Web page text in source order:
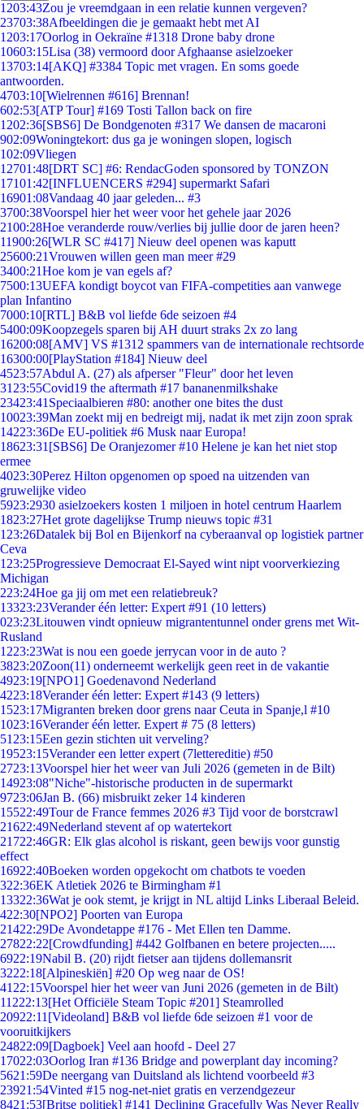
1203:43Zou je vreemdgaan in een relatie kunnen vergeven?
23703:38Afbeeldingen die je gemaakt hebt met AI
1203:17Oorlog in Oekraïne #1318 Drone baby drone
10603:15Lisa (38) vermoord door Afghaanse asielzoeker
13703:14[AKQ] #3384 Topic met vragen. En soms goede
antwoorden.
4703:10[Wielrennen #616] Brennan!
602:53[ATP Tour] #169 Tosti Tallon back on fire
1202:36[SBS6] De Bondgenoten #317 We dansen de macaroni
902:09Woningtekort: dus ga je woningen slopen, logisch
102:09Vliegen
12701:48[DRT SC] #6: RendacGoden sponsored by TONZON
17101:42[INFLUENCERS #294] supermarkt Safari
16901:08Vandaag 40 jaar geleden... #3
3700:38Voorspel hier het weer voor het gehele jaar 2026
2100:28Hoe veranderde rouw/verlies bij jullie door de jaren heen?
11900:26[WLR SC #417] Nieuw deel openen was kaputt
25600:21Vrouwen willen geen man meer #29
3400:21Hoe kom je van egels af?
7500:13UEFA kondigt boycot van FIFA-competities aan vanwege
plan Infantino
7000:10[RTL] B&B vol liefde 6de seizoen #4
5400:09Koopzegels sparen bij AH duurt straks 2x zo lang
16200:08[AMV] VS #1312 spammers van de internationale rechtsorde
16300:00[PlayStation #184] Nieuw deel
4523:57Abdul A. (27) als afperser "Fleur" door het leven
31 23:55Covid19 the aftermath #17 bananenmilkshake
23423:41 Speciaalbieren #80: another one bites the dust
10023:39Man zoekt mij en bedreigt mij, nadat ik met zijn zoon sprak
14223:36De EU-politiek #6 Musk naar Europa!
18623:31 [SBS6] De Oranjezomer #10 Helene je kan het niet stop
ermee
4023:30Perez Hilton opgenomen op spoed na uitzenden van
gruwelijke video
5923:2930 asielzoekers kosten 1 miljoen in hotel centrum Haarlem
1823:27Het grote dagelijkse Trump nieuws topic #31
1 23:26Datalek bij Bol en Bijenkorf na cyberaanval op logistiek partner
Ceva
1 23:25Progressieve Democraat El-Sayed wint nipt voorverkiezing
Michigan
223:24Hoe ga jij om met een relatiebreuk?
13323:23Verander één letter: Expert #91 (10 letters)
023:23Litouwen vindt opnieuw migrantentunnel onder grens met Wit-
Rusland
1223:23Wat is nou een goede jerrycan voor in de auto ?
3823:20Zoon(11) onderneemt werkelijk geen reet in de vakantie
4923:19[NPO1] Goedenavond Nederland
4223:18Verander één letter: Expert #143 (9 letters)
1523:17Migranten breken door grens naar Ceuta in Spanje,l #10
1023:16Verander één letter. Expert # 75 (8 letters)
51 23:15Een gezin stichten uit verveling?
19523:15Verander een letter expert (7lettereditie) #50
2723:13Voorspel hier het weer van Juli 2026 (gemeten in de Bilt)
14923:08"Niche"-historische producten in de supermarkt
9723:06Jan B. (66) misbruikt zeker 14 kinderen
15522:49Tour de France femmes 2026 #3 Tijd voor de borstcrawl
21622:49Nederland stevent af op watertekort
21722:46GR: Elk glas alcohol is riskant, geen bewijs voor gunstig
effect
16922:40Boeken worden opgekocht om chatbots te voeden
322:36EK Atletiek 2026 te Birmingham #1
13322:36Wat je ook stemt, je krijgt in NL altijd Links Liberaal Beleid.
422:30[NPO2] Poorten van Europa
21422:29De Avondetappe #176 - Met Ellen ten Damme.
27822:22[Crowdfunding] #442 Golfbanen en betere projecten.....
6922:19Nabil B. (20) rijdt fietser aan tijdens dollemansrit
3222:18[Alpineskiën] #20 Op weg naar de OS!
41 22:15Voorspel hier het weer van Juni 2026 (gemeten in de Bilt)
11222:13[Het Officiële Steam Topic #201] Steamrolled
20922:11 [Videoland] B&B vol liefde 6de seizoen #1 voor de
vooruitkijkers
24822:09[Dagboek] Veel aan hoofd - Deel 27
17022:03Oorlog Iran #136 Bridge and powerplant day incoming?
5621:59De neergang van Duitsland als lichtend voorbeeld #3
23921:54Vinted #15 nog-net-niet gratis en verzendgezeur
8421:53[Britse politiek] #141 Declining Gracefully Was Never Really